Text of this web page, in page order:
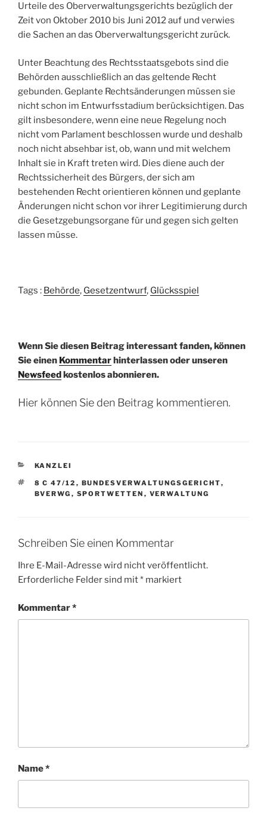
Urteile des Oberverwaltungsgerichts bezüglich der
Zeit von Oktober 2010 bis Juni 2012 auf und verwies
die Sachen an das Oberverwaltungsgericht zurück.
Unter Beachtung des Rechtsstaatsgebots sind die
Behörden ausschließlich an das geltende Recht
gebunden. Geplante Rechtsänderungen müssen sie
nicht schon im Entwurfsstadium berücksichtigen. Das
gilt insbesondere, wenn eine neue Regelung noch
nicht vom Parlament beschlossen wurde und deshalb
noch nicht absehbar ist, ob, wann und mit welchem
Inhalt sie in Kraft treten wird. Dies diene auch der
Rechtssicherheit des Bürgers, der sich am
bestehenden Recht orientieren können und geplante
Änderungen nicht schon vor ihrer Legitimierung durch
die Gesetzgebungsorgane für und gegen sich gelten
lassen müsse.
Tags : Behörde, Gesetzentwurf, Glücksspiel
Wenn Sie diesen Beitrag interessant fanden, können
Sie einen Kommentarhinterlassen oder unseren
Newsfeedkostenlos abonnieren.
Hier können Sie den Beitrag kommentieren.
KATEGORIEN
KANZLEI
SCHLAGWÖRTER
8 C 47/12 , BUNDESVERWALTUNGSGERICHT,
BVERWG , SPORTWETTEN , VERWALTUNG
Schreiben Sie einen Kommentar
Ihre E-Mail-Adresse wird nicht veröffentlicht.
Erforderliche Felder sind mit* markiert
Kommentar*
Name*